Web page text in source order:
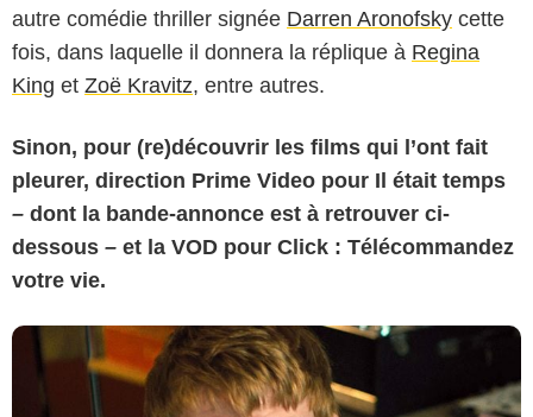
autre comédie thriller signée Darren Aronofsky cette
fois, dans laquelle il donnera la réplique à Regina
King et Zoë Kravitz, entre autres.
Sinon, pour (re)découvrir les films qui l ’ont fait
pleurer, direction Prime Video pour Il était temps
– dont la bande-annonce est à retrouver ci-
dessous – et la VOD pour Click : Télécommandez
votre vie.